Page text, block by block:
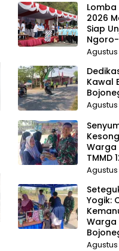
2026
Siap
Kawal
Agustus
Warga
TMMD
Agustus
Yogik:
Warga
Agustus